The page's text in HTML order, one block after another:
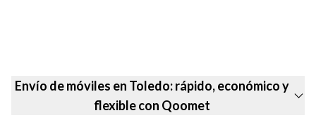
Envío de móviles en Toledo: rápido, económico y
flexible con Qoomet